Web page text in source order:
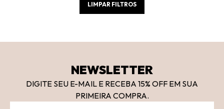
LIMPAR FILTROS
NEWSLETTER
DIGITE SEU E-MAIL E RECEBA 15% OFF EM SUA
PRIMEIRA COMPRA.